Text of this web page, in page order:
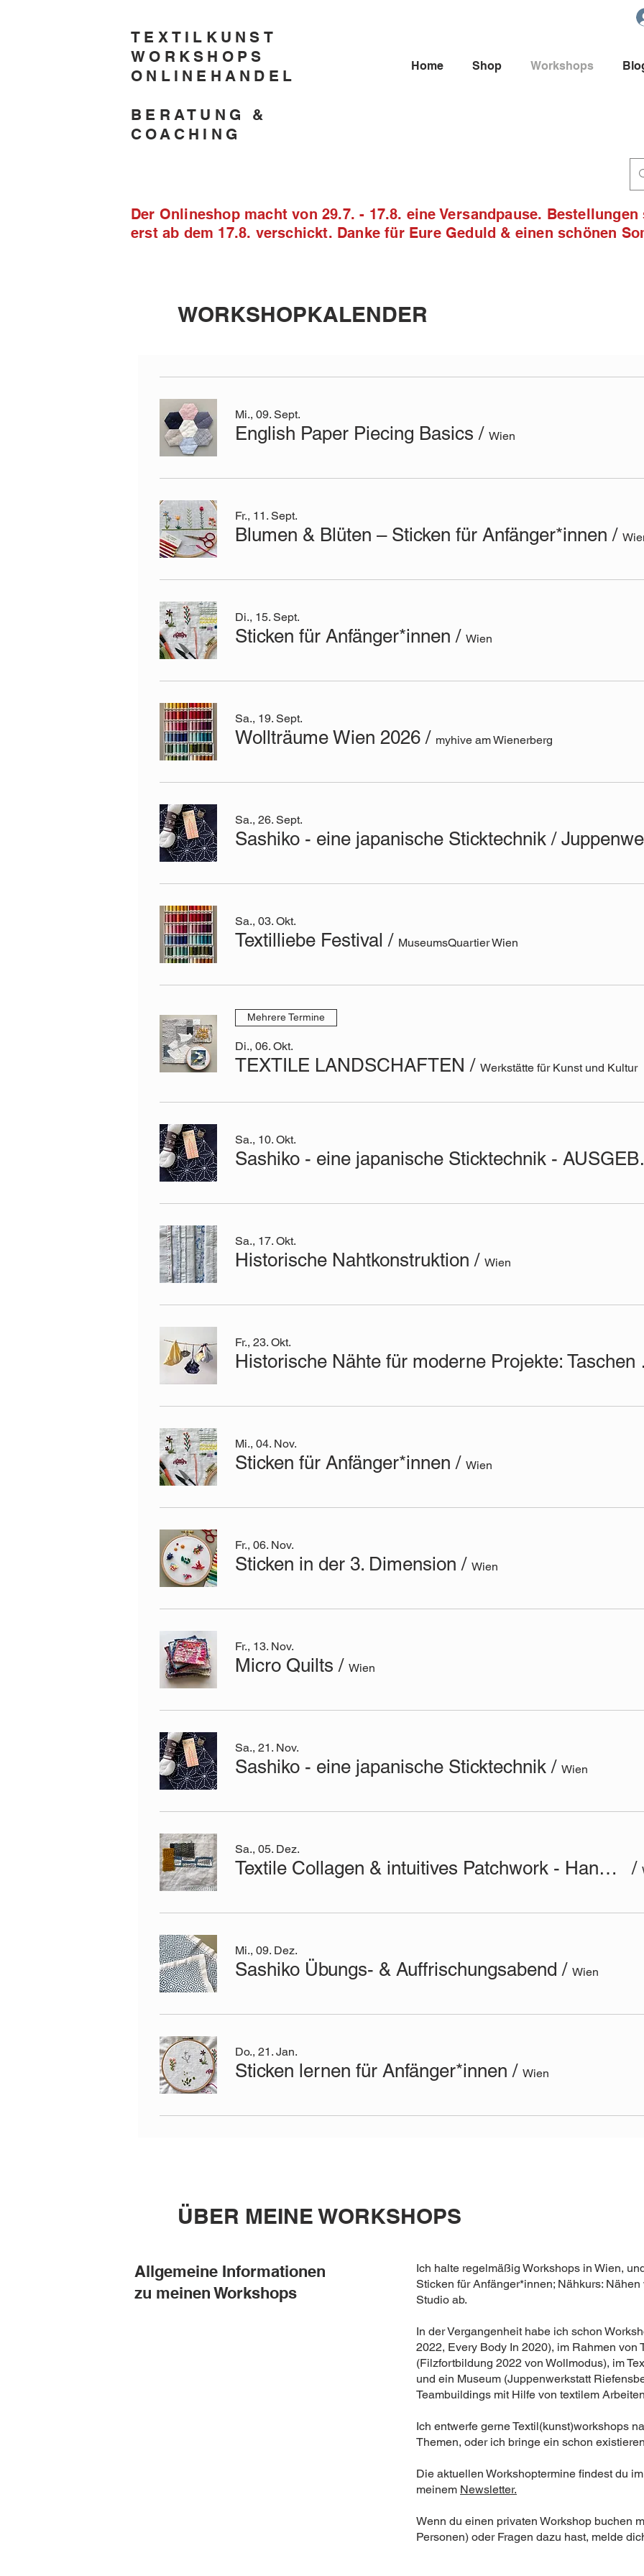
TEXTILKUNST
WORKSHOPS
ONLINEHANDEL
BERATUNG &
COACHING
Home Shop Workshops
Der Onlineshop macht von 29.7. - 17.8. eine Versandpause.
erst ab dem 17.8. verschickt. Danke für Eure Geduld & einen schönen
WORKSHOPKALENDER
Mi., 09. Sept.
English Paper Piecing Basics / Wien
Fr., 11. Sept.
Blumen & Blüten – Sticken für Anfänger*innen /
Di., 15. Sept.
Sticken für Anfänger*innen / Wien
Sa., 19. Sept.
Wollträume Wien 2026 / myhive am Wienerberg
Sa., 26. Sept.
Sa., 03. Okt.
Textilliebe Festival / MuseumsQuartier Wien
Mehrere Termine
Di., 06. Okt.
TEXTILE LANDSCHAFTEN / Werkstätte für Kunst und Kultur
Sa., 10. Okt.
Sa., 17. Okt.
Historische Nahtkonstruktion / Wien
Fr., 23. Okt.
Mi., 04. Nov.
Sticken für Anfänger*innen / Wien
Fr., 06. Nov.
Sticken in der 3. Dimension / Wien
Fr., 13. Nov.
Micro Quilts / Wien
Sa., 21. Nov.
Sashiko - eine japanische Sticktechnik / Wien
Sa., 05. Dez.
Textile Collagen & intuitives Patchwork - Handnähen mit Intuition und Kreativität /
Mi., 09. Dez.
Sashiko Übungs- & Auffrischungsabend / Wien
Do., 21. Jan.
Sticken lernen für Anfänger*innen / Wien
ÜBER MEINE WORKSHOPS
Allgemeine Informationen
zu meinen Workshops
Ich halte regelmäßig Workshops in Wien,
Sticken für Anfänger*innen; Nähkurs:
Studio ab.
In der Vergangenheit habe ich schon
2022, Every Body In 2020), im Rahmen von
(Filzfortbildung 2022 von Wollmodus), im
und ein Museum (Juppenwerkstatt
Teambuildings mit Hilfe von textilem
Ich entwerfe gerne Textil(kunst)workshops
Themen, oder ich bringe ein schon
Die aktuellen Workshoptermine findest du
meinem Newsletter.
Wenn du einen privaten Workshop buchen
Personen) oder Fragen dazu hast, melde